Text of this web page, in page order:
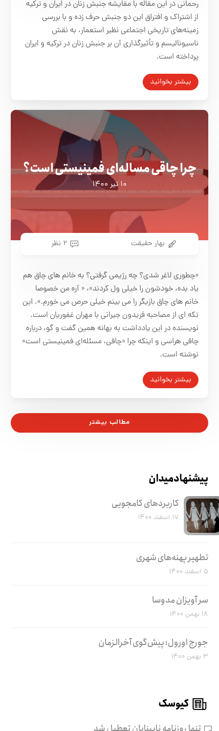
رحمانی در این مقاله با مقایشه جنبش زنان در ایران و ترکیه
از اشتراک و افتراق این دو جنبش حرف زده و با بررسی
زمینه‌های تاریخی اجتماعی نظیر استعمار، به نقش
ناسیونالیسم و تأثیرگذاری آن بر جنبش زنان در ترکیه و ایران
پرداخته است.
بیشتر بخوانید
چرا چاقی مساله‌ای فمینیستی‌ است؟
۱۰ تیر ۱۴۰۰
بهار حقیقت ۲ نظر
«چطوری لاغر شدی؟ چه رژیمی گرفتی؟ به خانم های چاق هم
یاد بده، خودشون را خیلی ول کردند»، « آره من خصوصا
خانم های چاق بازیگر را می بینم خیلی حرص می خورم.». این
تکه ای از مصاحبه فریدون جیرانی با مهران غفوریان است.
نویسنده در این یادداشت به بهانه همین گفت و گو، درباره
چاقی هراسی و اینکه چرا «چاقی، مسئله‌ای فمینیستی‌ است»
نوشته است.
بیشتر بخوانید
مطالب بیشتر
پیشنهاد میدان
کاربرد‌های کامجویی
۱۷ اسفند ۱۴۰۰
تطهیر پهنه‌های شهری
۵ اسفند ۱۴۰۰
سر آویزان مدوسا
۱۸ بهمن ۱۴۰۰
جورج اورول؛ پیش‌گوی آخرالزمان
۳ بهمن ۱۴۰۰
کیوسک